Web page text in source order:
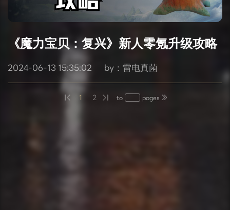
《魔力宝贝：复兴》新人零氪升级攻略
2024-06-13 15:35:02 by：雷电真菌
1 2 to pages